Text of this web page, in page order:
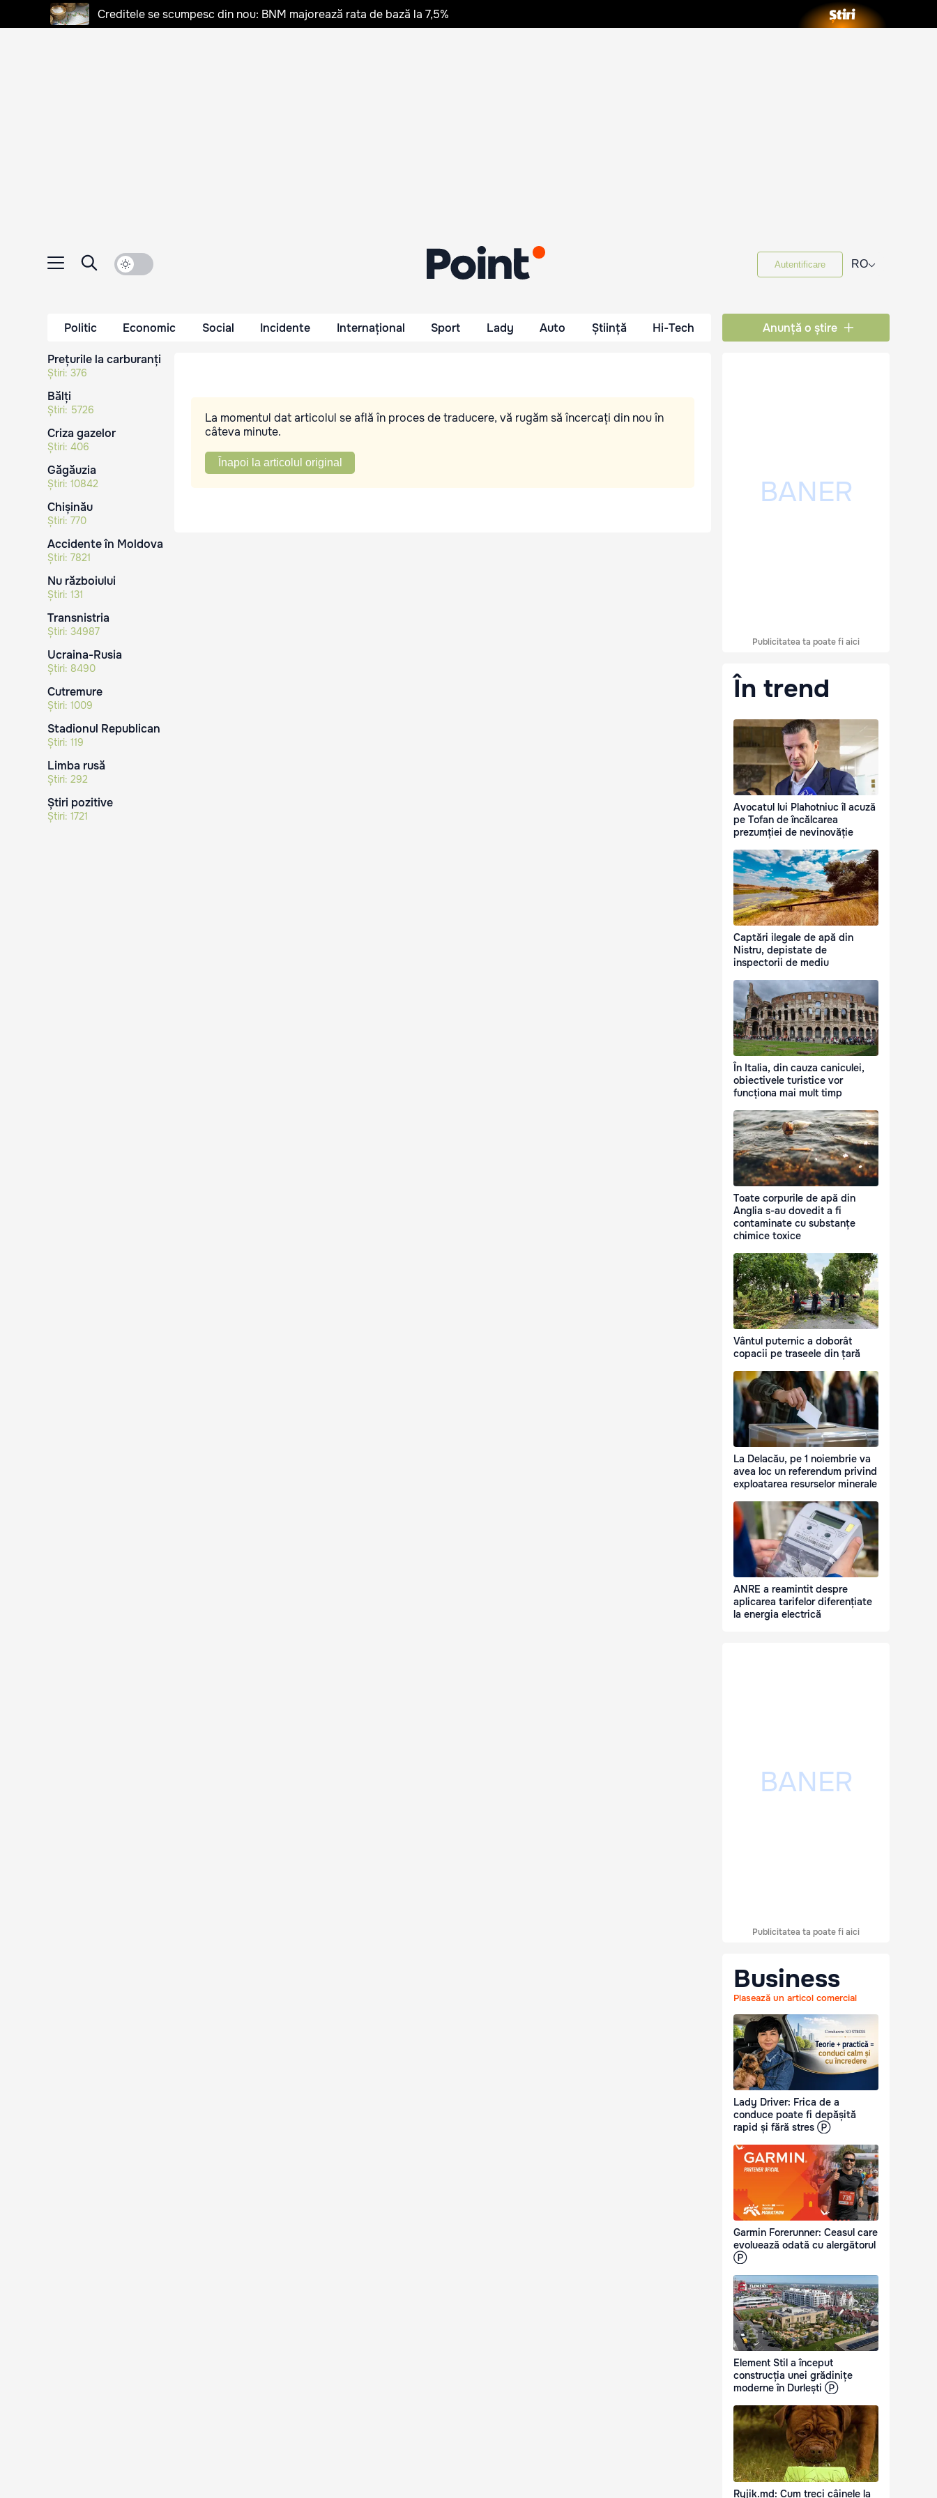
Creditele se scumpesc din nou: BNM majorează rata de bază la 7,5%
Autentificare RO⌵
Politic Economic Social Incidente Internațional Sport Lady Auto Știință Hi-Tech Anunță o știre
Prețurile la carburanți
Știri: 376
Bălți
Știri: 5726
Criza gazelor
Știri: 406
Găgăuzia
Știri: 10842
Chișinău
Știri: 770
Accidente în Moldova
Știri: 7821
Nu războiului
Știri: 131
Transnistria
Știri: 34987
Ucraina-Rusia
Știri: 8490
Cutremure
Știri: 1009
Stadionul Republican
Știri: 119
Limba rusă
Știri: 292
Știri pozitive
Știri: 1721
La momentul dat articolul se află în proces de traducere, vă rugăm să încercați din nou în
câteva minute.
Înapoi la articolul original
Publicitatea ta poate fi aici
În trend
Avocatul lui Plahotniuc îl acuză
pe Tofan de încălcarea
prezumției de nevinovăție
Captări ilegale de apă din
Nistru, depistate de
inspectorii de mediu
În Italia, din cauza caniculei,
obiectivele turistice vor
funcționa mai mult timp
Toate corpurile de apă din
Anglia s-au dovedit a fi
contaminate cu substanțe
chimice toxice
Vântul puternic a doborât
copacii pe traseele din țară
La Delacău, pe 1 noiembrie va
avea loc un referendum privind
exploatarea resurselor minerale
ANRE a reamintit despre
aplicarea tarifelor diferențiate
la energia electrică
Publicitatea ta poate fi aici
Business
Plasează un articol comercial
Lady Driver: Frica de a
conduce poate fi depășită
rapid și fără stres Ⓟ
Garmin Forerunner: Ceasul care
evoluează odată cu alergătorul
Ⓟ
Element Stil a început
construcția unei grădinițe
moderne în Durlești Ⓟ
Ryjik.md: Cum treci câinele la